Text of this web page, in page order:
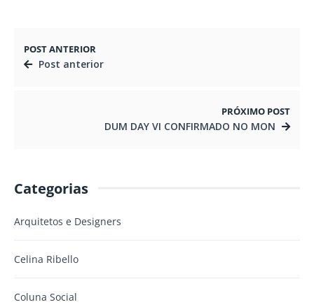
POST ANTERIOR
Post anterior
PRÓXIMO POST
DUM DAY VI CONFIRMADO NO MON
Categorias
Arquitetos e Designers
Celina Ribello
Coluna Social